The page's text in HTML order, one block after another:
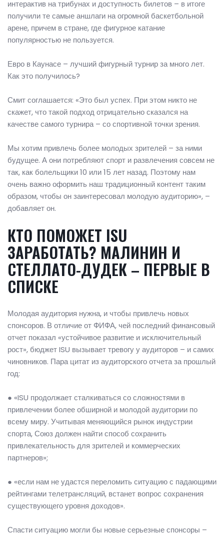
интерактив на трибунах и доступность билетов – в итоге
получили те самые аншлаги на огромной баскетбольной
арене, причем в стране, где фигурное катание
популярностью не пользуется.
Евро в Каунасе – лучший фигурный турнир за много лет.
Как это получилось?
Смит соглашается: «Это был успех. При этом никто не
скажет, что такой подход отрицательно сказался на
качестве самого турнира – со спортивной точки зрения.
Мы хотим привлечь более молодых зрителей – за ними
будущее. А они потребляют спорт и развлечения совсем не
так, как болельщики 10 или 15 лет назад. Поэтому нам
очень важно оформить наш традиционный контент таким
образом, чтобы он заинтересовал молодую аудиторию», –
добавляет он.
КТО ПОМОЖЕТ ISU
ЗАРАБОТАТЬ? МАЛИНИН И
СТЕЛЛАТО-ДУДЕК – ПЕРВЫЕ В
СПИСКЕ
Молодая аудитория нужна, и чтобы привлечь новых
спонсоров. В отличие от ФИФА, чей последний финансовый
отчет показал «устойчивое развитие и исключительный
рост», бюджет ISU вызывает тревогу у аудиторов – и самих
чиновников. Пара цитат из аудиторского отчета за прошлый
год:
● «ISU продолжает сталкиваться со сложностями в
привлечении более обширной и молодой аудитории по
всему миру. Учитывая меняющийся рынок индустрии
спорта, Союз должен найти способ сохранить
привлекательность для зрителей и коммерческих
партнеров»;
● «если нам не удастся переломить ситуацию с падающими
рейтингами телетрансляций, встанет вопрос сохранения
существующего уровня доходов».
Спасти ситуацию могли бы новые серьезные спонсоры –